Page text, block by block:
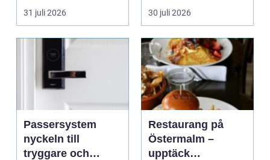
31 juli 2026
timmerhus är ett lå...
30 juli 2026
Passersystem
nyckeln till
tryggare och
Restaurang på
Östermalm –
upptäck